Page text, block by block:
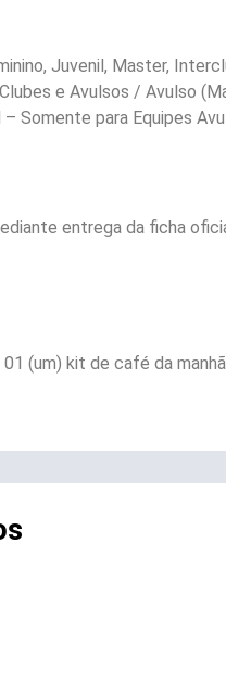
Juvenil, Master,
e Avulsos / Avulso
Somente para Equipes
entrega da ficha
(um) kit de café da